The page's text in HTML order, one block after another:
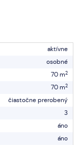
aktívne
osobné
70 m2
70 m2
čiastočne prerobený
3
áno
áno